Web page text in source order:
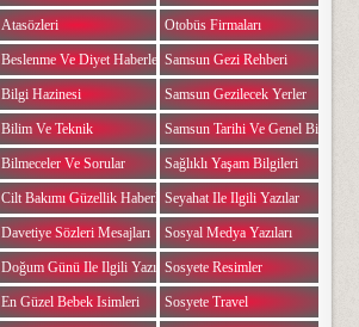
Atasözleri
Beslenme Ve Diyet Haberleri
Bilgi Hazinesi
Bilim Ve Teknik
Bilmeceler Ve Sorular
Cilt Bakımı Güzellik Haberleri
Davetiye Sözleri Mesajları
Doğum Günü Ile Ilgili Yazılar
En Güzel Bebek Isimleri
Otobüs Firmaları
Samsun Gezi Rehberi
Samsun Gezilecek Yerler
Samsun Tarihi Ve Genel Bilgiler
Sağlıklı Yaşam Bilgileri
Seyahat Ile Ilgili Yazılar
Sosyal Medya Yazıları
Sosyete Resimler
Sosyete Travel